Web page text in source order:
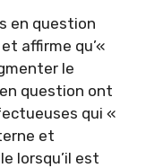
en question
affirme qu’«
le
question ont
qui «
et
lorsqu’il est